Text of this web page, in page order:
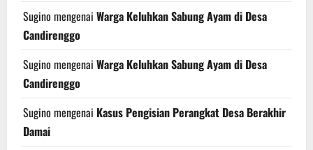
Sugino mengenai Warga Keluhkan Sabung Ayam di Desa
Candirenggo
Sugino mengenai Warga Keluhkan Sabung Ayam di Desa
Candirenggo
Sugino mengenai Kasus Pengisian Perangkat Desa Berakhir
Damai